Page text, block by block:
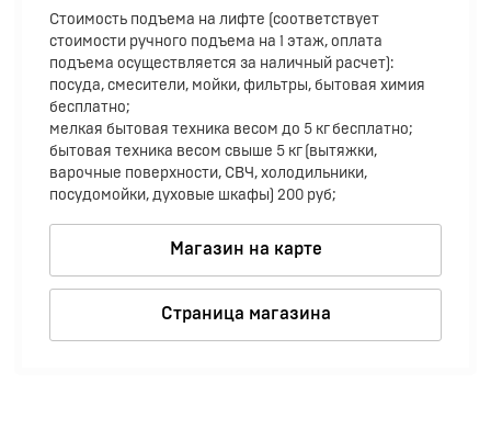
Стоимость подъема на лифте (соответствует
стоимости ручного подъема на 1 этаж, оплата
подъема осуществляется за наличный расчет):
посуда, смесители, мойки, фильтры, бытовая химия
бесплатно;
мелкая бытовая техника весом до 5 кг бесплатно;
бытовая техника весом свыше 5 кг (вытяжки,
варочные поверхности, СВЧ, холодильники,
посудомойки, духовые шкафы) 200 руб;
Магазин на карте
Страница магазина